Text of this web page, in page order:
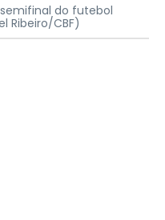
do futebol
Ribeiro/CBF)